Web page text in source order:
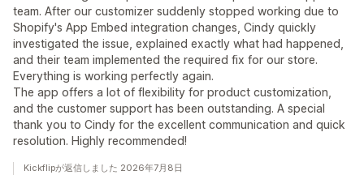
team. After our customizer suddenly stopped working due to
Shopify's App Embed integration changes, Cindy quickly
investigated the issue, explained exactly what had happened,
and their team implemented the required fix for our store.
Everything is working perfectly again.
The app offers a lot of flexibility for product customization,
and the customer support has been outstanding. A special
thank you to Cindy for the excellent communication and quick
resolution. Highly recommended!
Kickflipが返信しました 2026年7月8日